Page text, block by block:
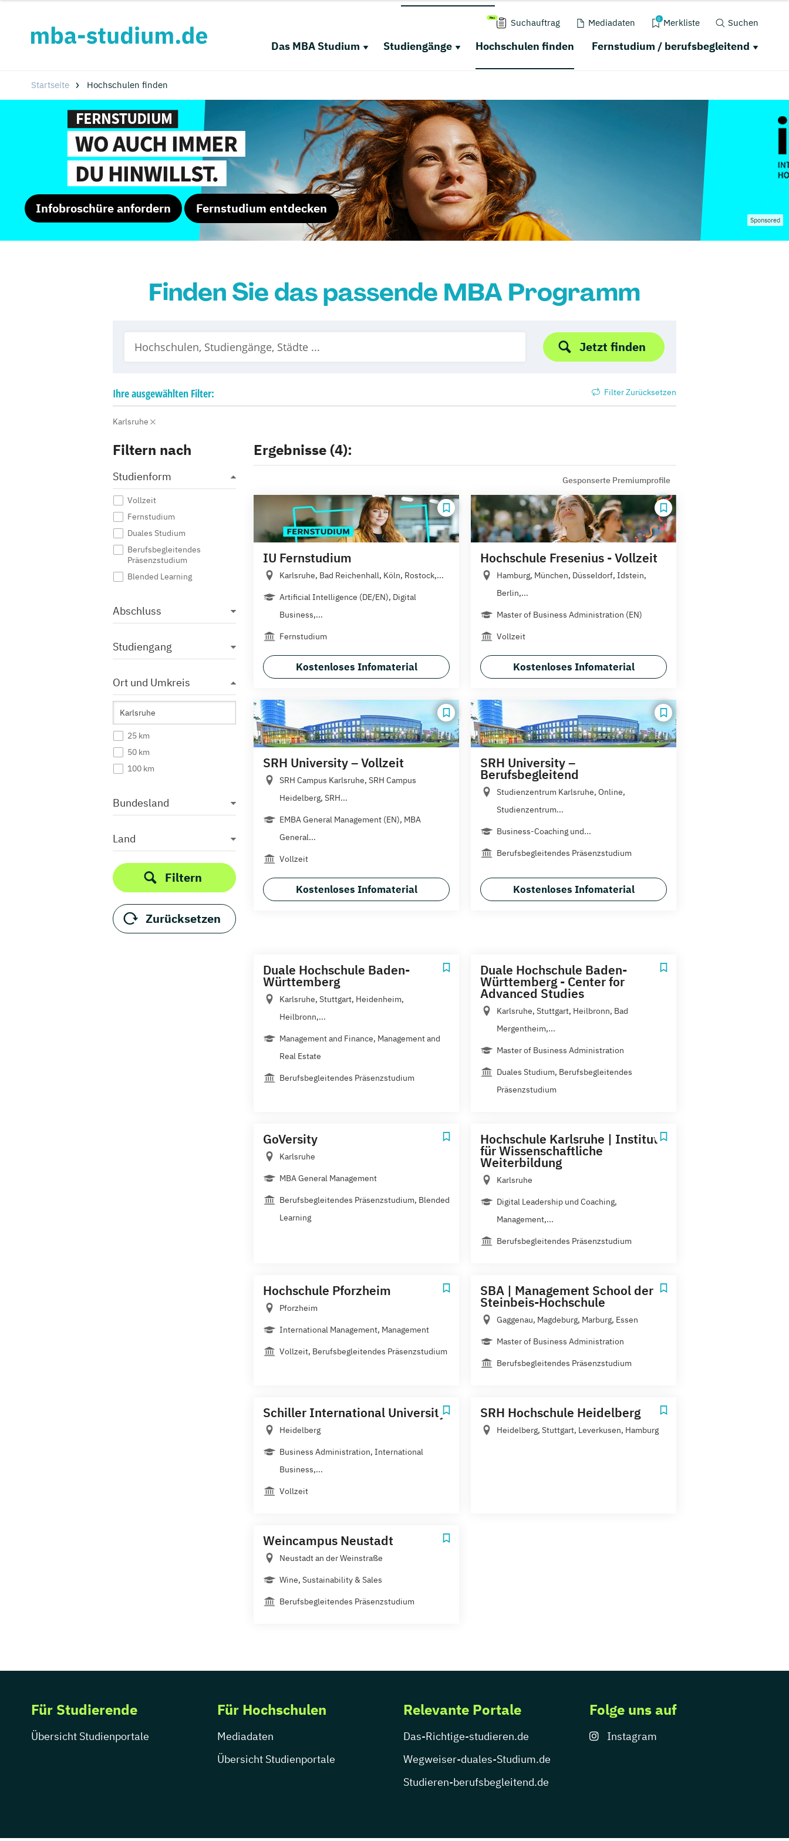
Suchauftrag Mediadaten 0 Merkliste Suchen
Das MBA Studium Studiengänge Hochschulen finden Fernstudium / berufsbegleitend
Startseite Hochschulen finden
Infobroschüre anfordern Fernstudium entdecken
Sponsored
Finden Sie das passende MBA Programm
Jetzt finden
Ihreausgewählten Filter: Filter Zurücksetzen
Karlsruhe
Filtern nach
Studienform
Vollzeit
Fernstudium
Duales Studium
Berufsbegleitendes
Präsenzstudium
Blended Learning
Abschluss
Studiengang
Ort und Umkreis
25 km
50 km
100 km
Bundesland
Land
Filtern
Zurücksetzen
Ergebnisse (4):
Gesponserte Premiumprofile
IU Fernstudium
Karlsruhe, Bad Reichenhall, Köln, Rostock,...
Artificial Intelligence (DE/EN), Digital
Business,...
Fernstudium
Kostenloses Infomaterial
Hochschule Fresenius - Vollzeit
Hamburg, München, Düsseldorf, Idstein,
Berlin,...
Master of Business Administration (EN)
Vollzeit
Kostenloses Infomaterial
SRH University – Vollzeit
SRH Campus Karlsruhe, SRH Campus
Heidelberg, SRH...
EMBA General Management (EN), MBA
General...
Vollzeit
Kostenloses Infomaterial
SRH University –
Berufsbegleitend
Studienzentrum Karlsruhe, Online,
Studienzentrum...
Business-Coaching und...
Berufsbegleitendes Präsenzstudium
Kostenloses Infomaterial
Duale Hochschule Baden-
Württemberg
Karlsruhe, Stuttgart, Heidenheim,
Heilbronn,...
Management and Finance, Management and
Real Estate
Berufsbegleitendes Präsenzstudium
Duale Hochschule Baden-
Württemberg - Center for
Advanced Studies
Karlsruhe, Stuttgart, Heilbronn, Bad
Mergentheim,...
Master of Business Administration
Duales Studium, Berufsbegleitendes
Präsenzstudium
GoVersity
Karlsruhe
MBA General Management
Berufsbegleitendes Präsenzstudium, Blended
Learning
Hochschule Karlsruhe | Institut
für Wissenschaftliche
Weiterbildung
Karlsruhe
Digital Leadership und Coaching,
Management,...
Berufsbegleitendes Präsenzstudium
Hochschule Pforzheim
Pforzheim
International Management, Management
Vollzeit, Berufsbegleitendes Präsenzstudium
SBA | Management School der
Steinbeis-Hochschule
Gaggenau, Magdeburg, Marburg, Essen
Master of Business Administration
Berufsbegleitendes Präsenzstudium
Schiller International University
Heidelberg
Business Administration, International
Business,...
Vollzeit
SRH Hochschule Heidelberg
Heidelberg, Stuttgart, Leverkusen, Hamburg
Weincampus Neustadt
Neustadt an der Weinstraße
Wine, Sustainability & Sales
Berufsbegleitendes Präsenzstudium
Für Studierende
Übersicht Studienportale
Für Hochschulen
Mediadaten
Übersicht Studienportale
Relevante Portale
Das-Richtige-studieren.de
Wegweiser-duales-Studium.de
Studieren-berufsbegleitend.de
Folge uns auf
Instagram